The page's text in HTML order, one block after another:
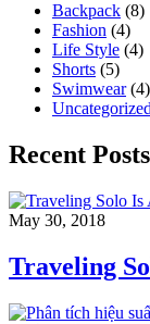
Backpack (8)
Fashion (4)
Life Style (4)
Shorts (5)
Swimwear(4)
Uncategorized
Recent Posts
May 30, 2018
Traveling